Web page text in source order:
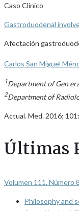
Caso Clínico
Gastroduodenal
Afectación
Carlos San Miguel
1Department of Gen
2Department of
Actual. Med. 2016;
Últimas
Volumen 111. Número
Philosophy and